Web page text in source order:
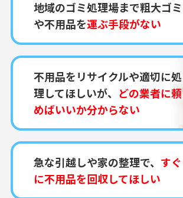
地域のゴミ処理場まで粗大ゴミ
や不用品を運ぶ手段がない
不用品をリサイクルや適切に処
理してほしいが、 どの業者に頼
めばいいか分からない
急な引越しや家の整理で、 すぐ
に不用品を回収してほしい